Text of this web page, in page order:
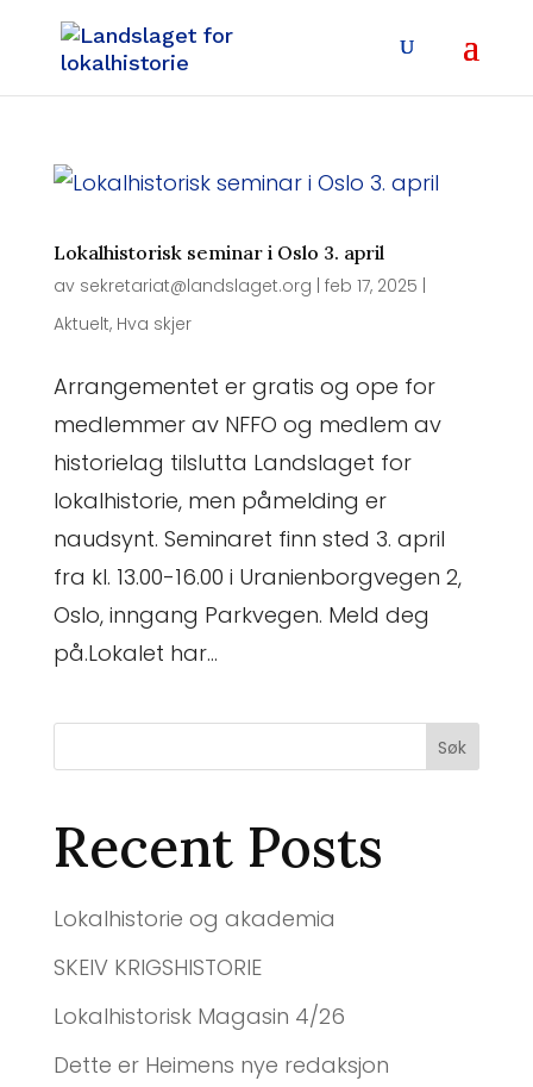
Lokalhistorisk seminar i Oslo 3. april
av sekretariat@landslaget.org feb 17, 2025
Aktuelt, Hva skjer
Arrangementet er gratis og ope for
medlemmer av NFFO og medlem av
historielag tilslutta Landslaget for
lokalhistorie, men påmelding er
naudsynt. Seminaret finn sted 3. april
fra kl. 13.00-16.00 i Uranienborgvegen 2,
Oslo, inngang Parkvegen. Meld deg
på.Lokalet har...
Søk
Recent Posts
Lokalhistorie og akademia
SKEIV KRIGSHISTORIE
Lokalhistorisk Magasin 4/26
Dette er Heimens nye redaksjon